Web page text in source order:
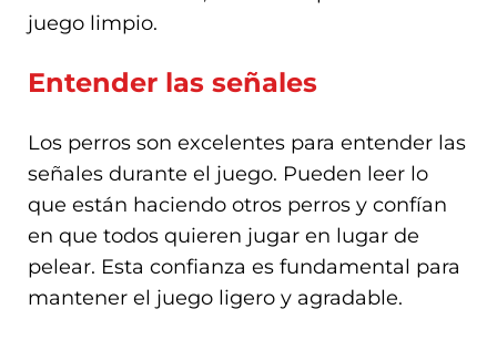
juego limpio.
Entender las señales
Los perros son excelentes para entender las
señales durante el juego. Pueden leer lo
que están haciendo otros perros y confían
en que todos quieren jugar en lugar de
pelear. Esta confianza es fundamental para
mantener el juego ligero y agradable.